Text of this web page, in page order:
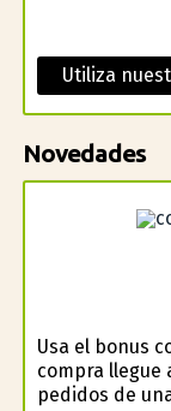
Utiliza
Novedades
Usa el bonus
compra llegue
pedidos de